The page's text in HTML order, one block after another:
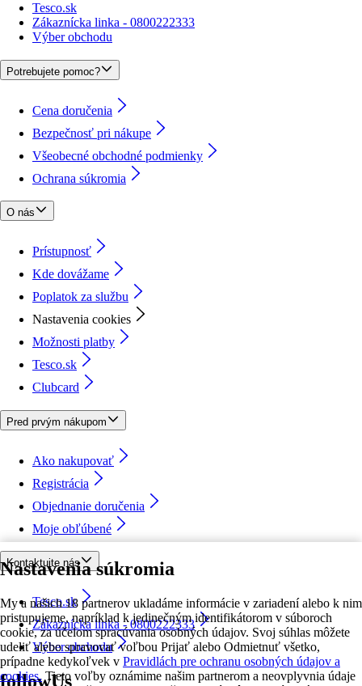
Nastavenia súkromia
My a našich 18 partnerov ukladáme informácie v zariadení alebo k nim
pristupujeme, napríklad k jedinečným identifikátorom v súboroch
cookie, za účelom spracúvania osobných údajov. Svoj súhlas môžete
udeliť alebo spravovať voľbou Prijať alebo Odmietnuť všetko,
prípadne kedykoľvek v Pravidlách pre ochranu osobných údajov a
cookies. Tieto voľby oznámime našim partnerom a neovplyvnia údaje
Tesco.sk
Zákaznícka linka - 0800222333
Výber obchodu
Potrebujete pomoc?
Cena doručenia
Bezpečnosť pri nákupe
Všeobecné obchodné podmienky
Ochrana súkromia
O nás
Prístupnosť
Kde dovážame
Poplatok za službu
Nastavenia cookies
Možnosti platby
Tesco.sk
Clubcard
Pred prvým nákupom
Ako nakupovať
Registrácia
Objednanie doručenia
Moje obľúbené
Kontaktujte nás
Tesco.sk
Zákaznícka linka - 0800222333
Výber obchodu
followUs